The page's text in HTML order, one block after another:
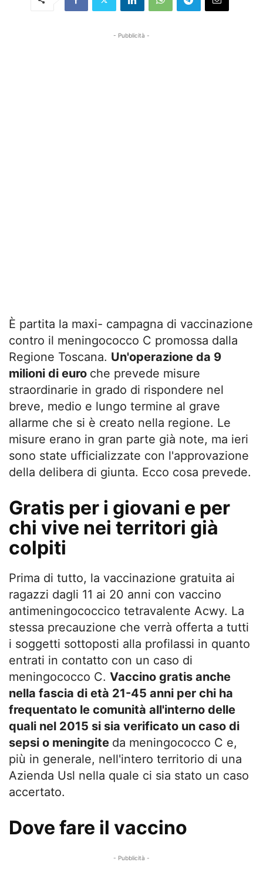
- Pubblicità -
È partita la maxi- campagna di vaccinazione
contro il meningococco C promossa dalla
Regione Toscana. Un'operazione da 9
milioni di euro che prevede misure
straordinarie in grado di rispondere nel
breve, medio e lungo termine al grave
allarme che si è creato nella regione. Le
misure erano in gran parte già note, ma ieri
sono state ufficializzate con l'approvazione
della delibera di giunta. Ecco cosa prevede.
Gratis per i giovani e per
chi vive nei territori già
colpiti
Prima di tutto, la vaccinazione gratuita ai
ragazzi dagli 11 ai 20 anni con vaccino
antimeningococcico tetravalente Acwy. La
stessa precauzione che verrà offerta a tutti
i soggetti sottoposti alla profilassi in quanto
entrati in contatto con un caso di
meningococco C. Vaccino gratis anche
nella fascia di età 21-45 anni per chi ha
frequentato le comunità all'interno delle
quali nel 2015 si sia verificato un caso di
sepsi o meningite da meningococco C e,
più in generale, nell'intero territorio di una
Azienda Usl nella quale ci sia stato un caso
accertato.
Dove fare il vaccino
- Pubblicità -